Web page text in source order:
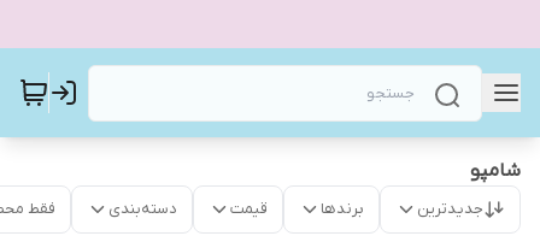
شامپو
جدیدترین برندها قیمت دسته‌بندی فقط